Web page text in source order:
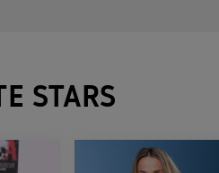
STARS